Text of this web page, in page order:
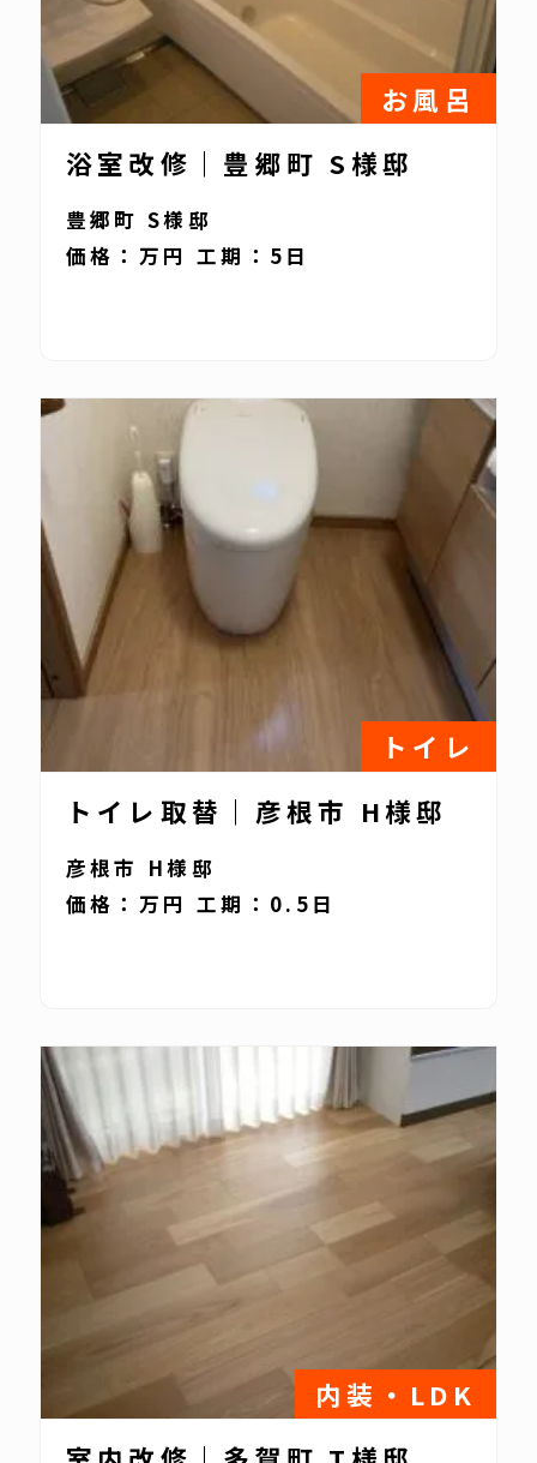
お風呂
浴室改修｜豊郷町 S様邸
豊郷町 S様邸
価格：万円 工期：5日
トイレ
トイレ取替｜彦根市 H様邸
彦根市 H様邸
価格：万円 工期：0.5日
内装・LDK